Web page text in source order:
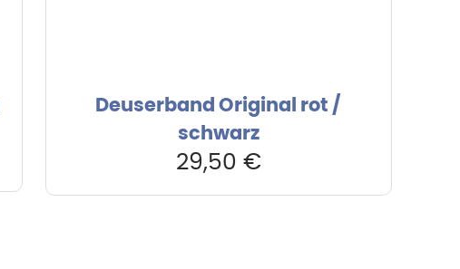
Deuserband Original rot /
schwarz
29,50 €